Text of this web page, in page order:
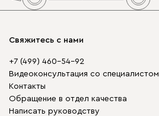
Свяжитесь с нами
+7 (499) 460-54-92
Видеоконсультация со специалистом
Контакты
Обращение в отдел качества
Написать руководству